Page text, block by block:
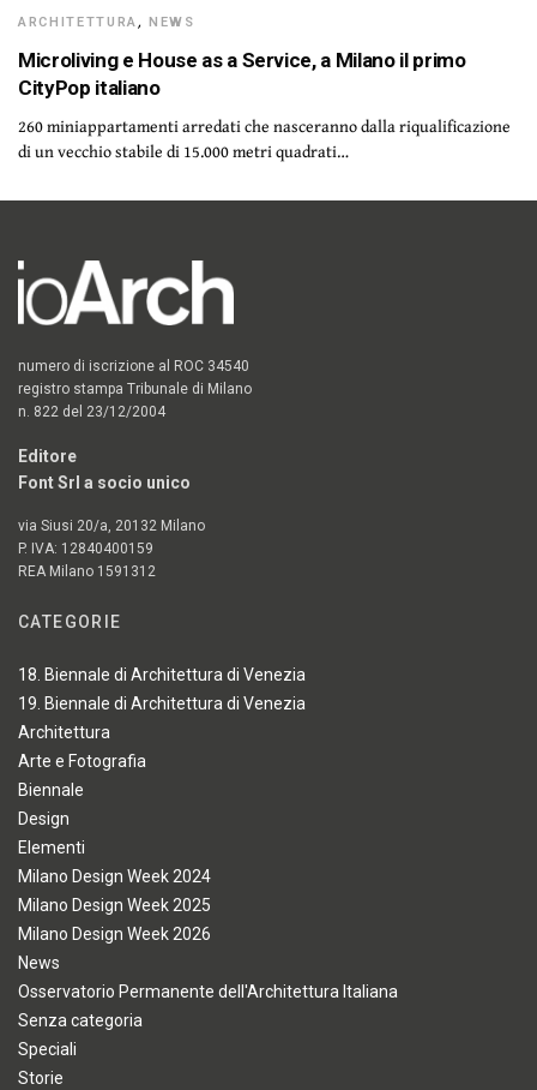
ARCHITETTURA,NEWS
Microliving e House as a Service, a Milano il primo
CityPop italiano
260 miniappartamenti arredati che nasceranno dalla riqualificazione
di un vecchio stabile di 15.000 metri quadrati…
numero di iscrizione al ROC 34540
registro stampa Tribunale di Milano
n. 822 del 23/12/2004
Editore
Font Srl a socio unico
via Siusi 20/a, 20132 Milano
P. IVA: 12840400159
REA Milano 1591312
CATEGORIE
18. Biennale di Architettura di Venezia
19. Biennale di Architettura di Venezia
Architettura
Arte e Fotografia
Biennale
Design
Elementi
Milano Design Week 2024
Milano Design Week 2025
Milano Design Week 2026
News
Osservatorio Permanente dell'Architettura Italiana
Senza categoria
Speciali
Storie